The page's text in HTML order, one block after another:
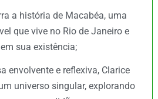
a história de Macabéa, uma
que vive no Rio de Janeiro e
sua existência;
envolvente e reflexiva, Clarice
universo singular, explorando